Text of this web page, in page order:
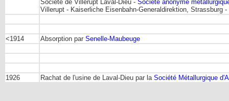
Société de Villerupt Laval-Dieu - Société anonyme
Villerupt - Kaiserliche Eisenbahn-Generaldirektion, Strassburg -
<1914 Absorption par Senelle-Maubeuge
1926 Rachat de l'usine de Laval-Dieu par la Société Métallurgique